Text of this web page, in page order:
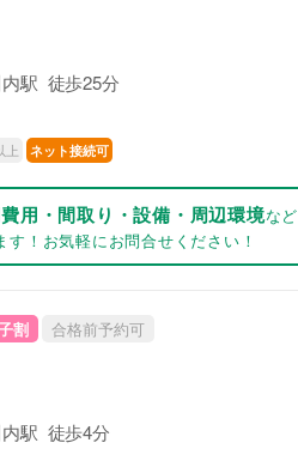
駅 徒歩25分
上 ネット接続可
用・間取り・設備・周辺環境など
す！お気軽にお問合せください！
割 合格前予約可
駅 徒歩4分